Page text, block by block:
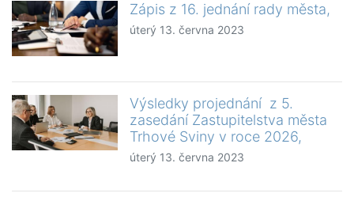
Zápis z 16. jednání rady města,
úterý 13. června 2023
Výsledky projednání z 5.
zasedání Zastupitelstva města
Trhové Sviny v roce 2026,
úterý 13. června 2023